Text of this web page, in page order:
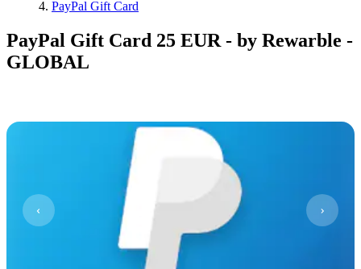
PayPal Gift Card
PayPal Gift Card 25 EUR - by Rewarble -
GLOBAL